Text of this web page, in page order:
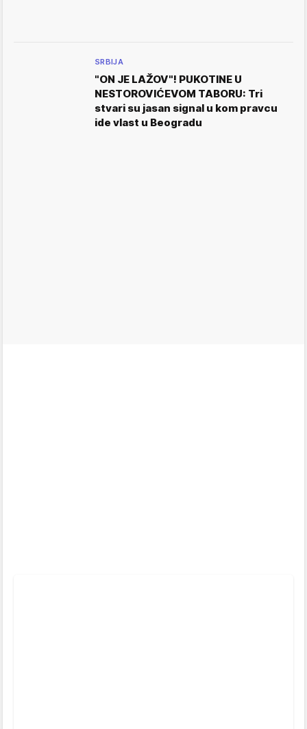
SRBIJA
"ON JE LAŽOV"! PUKOTINE U
NESTOROVIĆEVOM TABORU: Tri
stvari su jasan signal u kom pravcu
ide vlast u Beogradu